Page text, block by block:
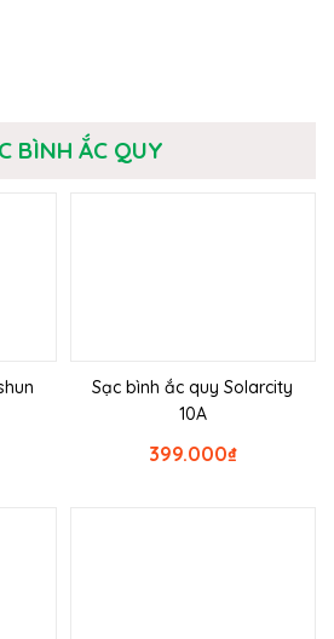
BÌNH ẮC QUY
Sạc bình ắc quy Solarcity
10A
₫
399.000